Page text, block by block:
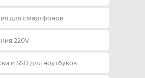
для смартфонов
220V
и SSD для ноутбуков